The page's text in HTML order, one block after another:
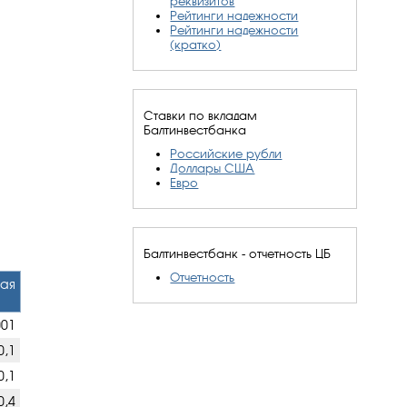
Рейтинги надежности
Рейтинги надежности
(кратко)
Ставки по вкладам
Балтинвестбанка
Российские рубли
Доллары США
Евро
Балтинвестбанк - отчетность ЦБ
Отчетность